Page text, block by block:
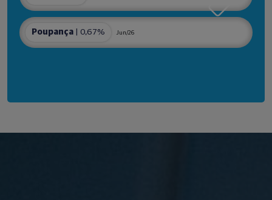
Poupança | 0,67% Jun/26